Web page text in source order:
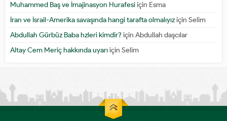
Muhammed Baş ve İmajinasyon Hurafesiiçin Esma
İran ve İsrail-Amerika savaşında hangi tarafta olmalıyıziçin Selim
Abdullah Gürbüz Baba hzleri kimdir?için Abdullah daşcılar
Altay Cem Meriç hakkında uyarıiçin Selim